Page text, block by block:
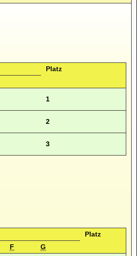
Platz
1
2
3
Platz
F
G